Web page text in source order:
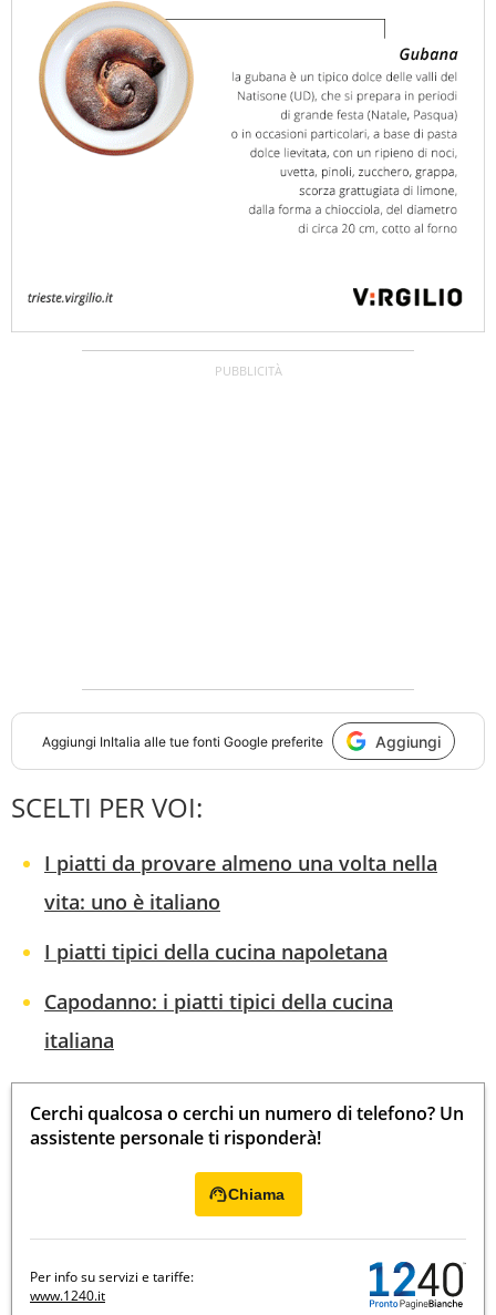
Aggiungi InItalia alle tue fonti Google preferite Aggiungi
SCELTI PER VOI:
I piatti da provare almeno una volta nella
vita: uno è italiano
I piatti tipici della cucina napoletana
Capodanno: i piatti tipici della cucina
italiana
Cerchi qualcosa o cerchi un numero di telefono? Un
assistente personale ti risponderà!
Chiama
Per info su servizi e tariffe:
www.1240.it